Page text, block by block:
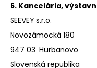
6. Kancelária,
SEEVEY s.r.o.
Novozámocká 180
947 03 Hurbanovo
Slovenská republika